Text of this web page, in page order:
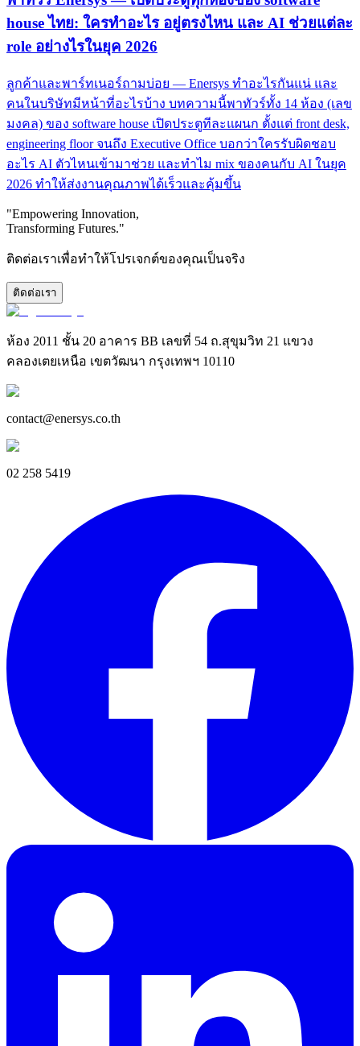
house ไทย: ใครทำอะไร อยู่ตรงไหน และ AI ช่วยแต่ละ
role อย่างไรในยุค 2026
ลูกค้าและพาร์ทเนอร์ถามบ่อย — Enersys ทำอะไรกันแน่ และ
คนในบริษัทมีหน้าที่อะไรบ้าง บทความนี้พาทัวร์ทั้ง 14 ห้อง (เลข
มงคล) ของ software house เปิดประตูทีละแผนก ตั้งแต่ front desk,
engineering floor จนถึง Executive Office บอกว่าใครรับผิดชอบ
อะไร AI ตัวไหนเข้ามาช่วย และทำไม mix ของคนกับ AI ในยุค
2026 ทำให้ส่งงานคุณภาพได้เร็วและคุ้มขึ้น
"Empowering Innovation,
Transforming Futures."
ติดต่อเราเพื่อทำให้โปรเจกต์ของคุณเป็นจริง
ติดต่อเรา
ห้อง 2011 ชั้น 20 อาคาร BB เลขที่ 54 ถ.สุขุมวิท 21 แขวง
คลองเตยเหนือ เขตวัฒนา กรุงเทพฯ 10110
contact@enersys.co.th
02 258 5419